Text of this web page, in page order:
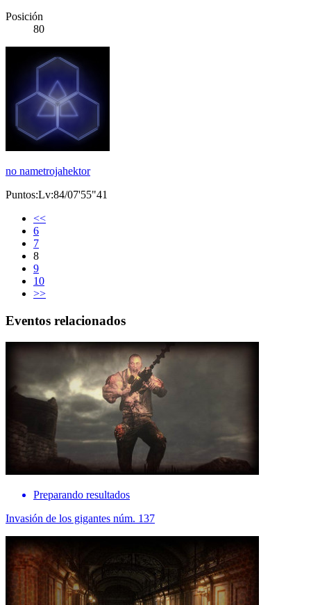
Posición
80
no nametrojahektor
Puntos:Lv:84/07'55"41
<<
6
7
8
9
10
>>
Eventos relacionados
Preparando resultados
Invasión de los gigantes núm. 137